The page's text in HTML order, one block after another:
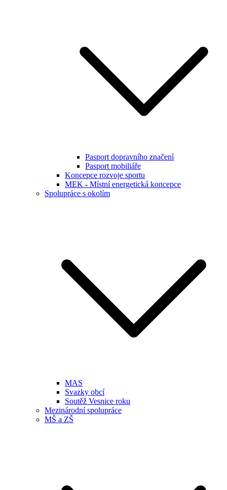
Pasport dopravního značení
Pasport mobiliáře
Koncepce rozvoje sportu
MEK - Místní energetická koncepce
Spolupráce s okolím
MAS
Svazky obcí
Soutěž Vesnice roku
Mezinárodní spolupráce
MŠ a ZŠ